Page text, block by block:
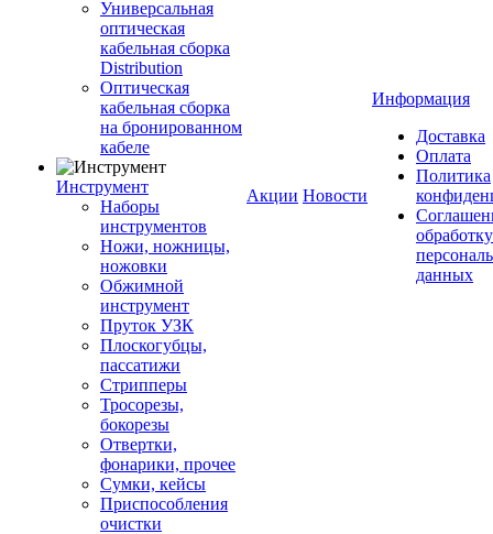
Универсальная
оптическая
кабельная сборка
Distribution
Оптическая
кабельная сборка
на бронированном
кабеле
Инструмент
Наборы
инструментов
Ножи, ножницы,
ножовки
Обжимной
инструмент
Пруток УЗК
Плоскогубцы,
пассатижи
Стрипперы
Тросорезы,
бокорезы
Отвертки,
фонарики, прочее
Сумки, кейсы
Приспособления
очистки
Акции Новости
Информация
Доставка
Оплата
Политика
обработку
данных